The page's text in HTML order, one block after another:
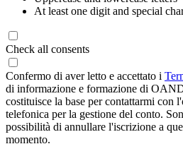
At least one digit and special
Check all consents
Confermo di aver letto e accettato i
di informazione e formazione di
costituisce la base per contattarmi con
telefonica per la gestione del conto.
possibilità di annullare l'iscrizione a
momento.